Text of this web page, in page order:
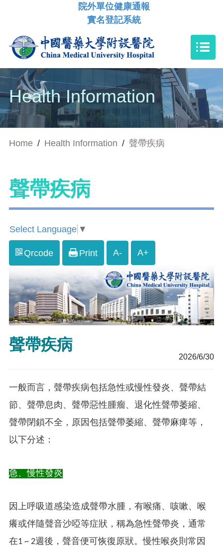
院外單位健康通報
實名登記系統
Health Information
Home / Health Information / 聲帶疾病
聲帶疾病
Select Language ▼
Qrcode Print A- A+
聲帶疾病
2026/6/30
一般而言，聲帶疾病包括急性或慢性發炎、聲帶結
節、聲帶息肉、聲帶惡性腫瘤、退化性聲帶萎縮、
聲帶閉鎖不全，原因包括聲帶萎縮、聲帶麻痺等，
以下分述：
急、慢性發炎
因上呼吸道感染造成聲帶水腫，有喉痛、咳嗽、喉
癢或伴隨聲音沙啞等症狀，稱為急性聲帶炎，通常
在1 ~ 2週後，聲音便可恢復原狀。慢性喉炎則常因